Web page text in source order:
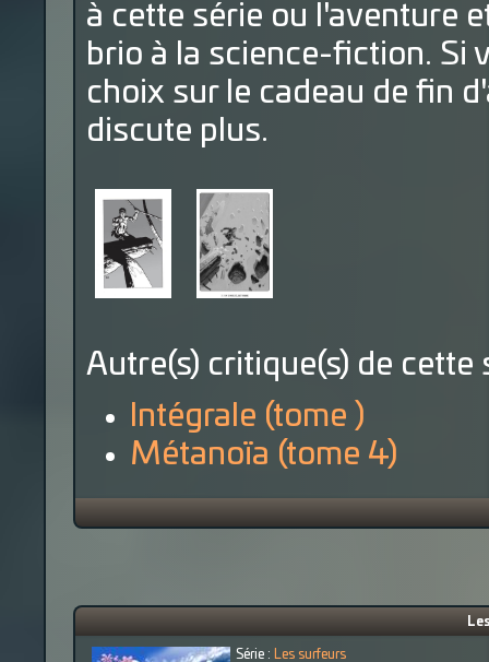
à cette série ou l'aventure
brio à la science-fiction. Si
choix sur le cadeau de fin
discute plus.
Autre(s) critique(s) de cette
Intégrale (tome )
Métanoïa (tome 4)
Série : Les surfeurs